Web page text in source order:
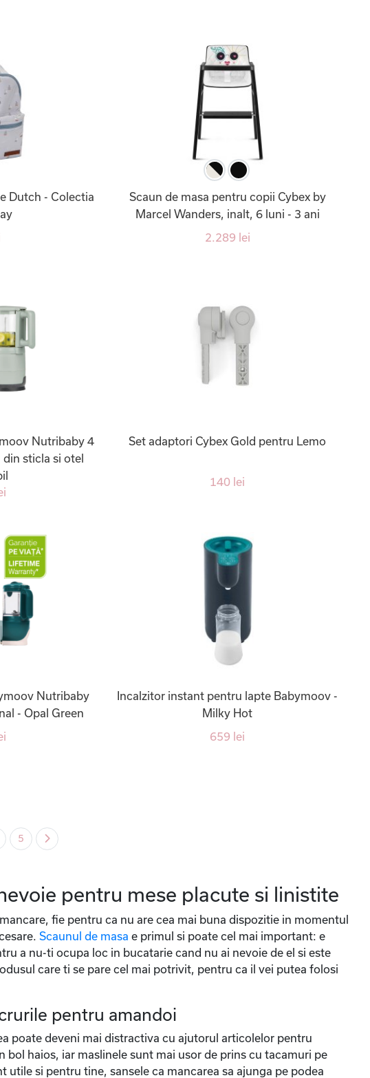
Dutch - Colectia
Scaun de masa pentru copii Cybex by
Marcel Wanders, inalt, 6 luni - 3 ani
2.289 lei
Nutribaby 4
sticla si otel
Set adaptori Cybex Gold pentru Lemo
140 lei
Nutribaby
- Opal Green
Incalzitor instant pentru lapte Babymoov -
Milky Hot
659 lei
5
pentru mese placute si linistite
fie pentru ca nu are cea mai buna dispozitie in momentul
Scaunul de masa e primul si poate cel mai important: e
a nu-ti ocupa loc in bucatarie cand nu ai nevoie de el si este
care ti se pare cel mai potrivit, pentru ca il vei putea folosi
pentru amandoi
poate deveni mai distractiva cu ajutorul articolelor pentru
haios, iar maslinele sunt mai usor de prins cu tacamuri pe
si pentru tine, sansele ca mancarea sa ajunga pe podea